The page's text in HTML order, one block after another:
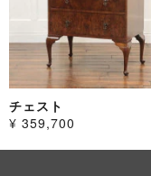
チェスト
¥ 359,700